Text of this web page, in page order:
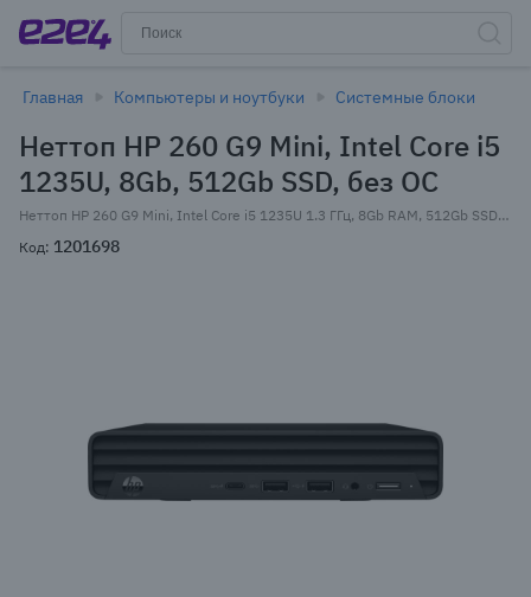
Главная Компьютеры и ноутбуки Системные блоки
Неттоп HP 260 G9 Mini, Intel Core i5
1235U, 8Gb, 512Gb SSD, без ОС
Неттоп HP 260 G9 Mini, Intel Core i5 1235U 1.3 ГГц, 8Gb RAM, 512Gb SSD, Wi-Fi, BT, без ОС, черный (6B2W5EA)
Код: 1201698